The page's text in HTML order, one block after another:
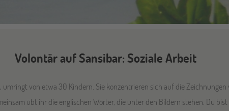
Volontär auf Sansibar: Soziale Arbeit
von etwa 30 Kindern. Sie konzentrieren sich auf die
übt ihr die englischen Wörter, die unter den Bildern stehen. Du bist